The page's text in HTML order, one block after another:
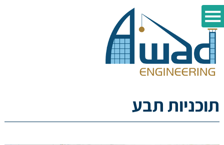
תוכניות תבע